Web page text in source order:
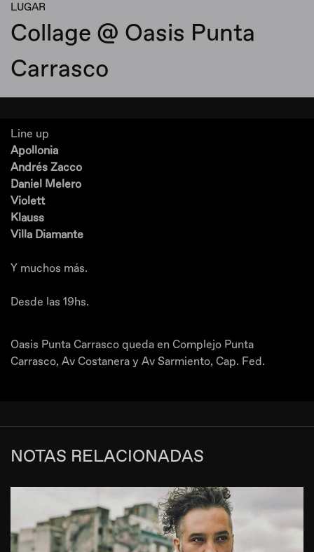
LUGAR
Collage @ Oasis Punta
Carrasco
Line up
Apollonia
Andrés Zacco
Daniel Melero
Violett
Klauss
Villa Diamante
Y muchos más.
Desde las 19hs.
Oasis Punta Carrasco queda en Complejo Punta
Carrasco, Av Costanera y Av Sarmiento, Cap. Fed.
NOTAS RELACIONADAS